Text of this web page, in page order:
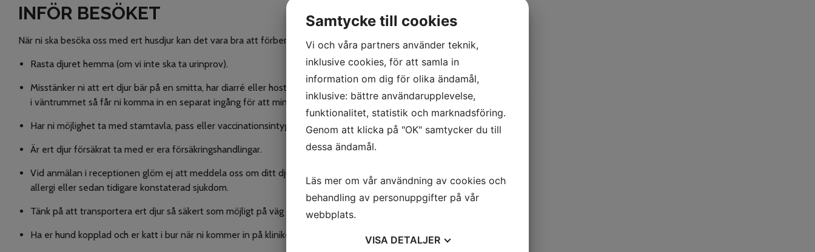
INFÖR BESÖKET
När ni ska besöka oss med ert husdjur kan det vara bra att förbereda några saker:
Rasta djuret hemma (om vi inte ska ta urinprov).
Misstänker ni att ert djur bär på en smitta, har diarré eller hosta ber vi er att anmäla er i receptionen innan ni tar in djuret
i väntrummet så får ni komma in en separat ingång för att minimera risken för smittspridning.
Har ni möjlighet ta med stamtavla, pass eller vaccinationsintyg eller övriga hälsovårdshandlingar för ert husdjur.
Är ert djur försäkrat ta med er era försäkringshandlingar.
Vid anmälan i receptionen glöm ej att meddela oss om ditt djur behandlas med någon medicin, äter specialfoder, har en
allergi eller sedan tidigare konstaterad sjukdom.
Tänk på att transportera ert djur så säkert som möjligt på väg till veterinärbesöket.
Ha er hund kopplad och er katt i bur när ni kommer in på kliniken då det ofta är andra djur i väntrummet.
Samtycke till cookies
Vi och våra partners använder teknik,
inklusive cookies, för att samla in
information om dig för olika ändamål,
inklusive: bättre användarupplevelse,
funktionalitet, statistik och marknadsföring.
Genom att klicka på "OK" samtycker du till
dessa ändamål.
Läs mer om vår användning av cookies och
behandling av personuppgifter på vår
webbplats.
VISA DETALJER